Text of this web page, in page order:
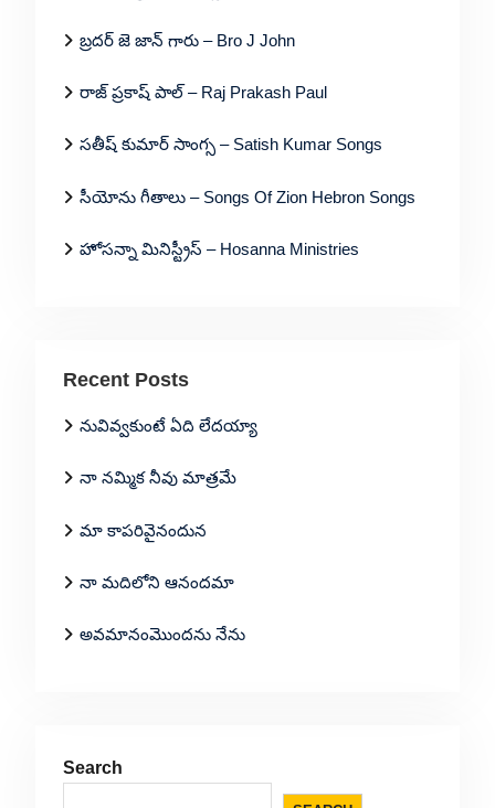
బ్రదర్ జె జాన్ గారు – Bro J John
రాజ్ ప్రకాష్ పాల్ – Raj Prakash Paul
సతీష్ కుమార్ సాంగ్స – Satish Kumar Songs
సీయోను గీతాలు – Songs Of Zion Hebron Songs
హోసన్నా మినిస్ట్రీస్ – Hosanna Ministries
Recent Posts
నువివ్వకుంటే ఏది లేదయ్యా
నా నమ్మిక నీవు మాత్రమే
మా కాపరివైనందున
నా మదిలోని ఆనందమా
అవమానంమొందను నేను
Search